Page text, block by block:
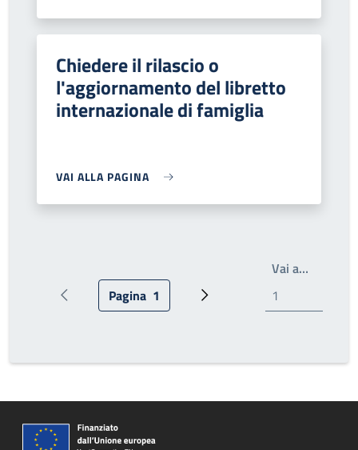
Chiedere il rilascio o
l'aggiornamento del libretto
internazionale di famiglia
VAI ALLA PAGINA
Pagina precedentePagina attuale
Pagina 1 Prossima pagina
Vai a…